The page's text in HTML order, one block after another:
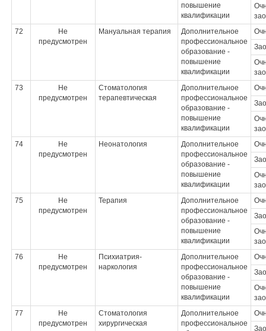
повышение
квалификации
72
Не
предусмотрен
Мануальная терапия
Дополнительное
профессиональное
образование -
повышение
квалификации
73
Не
предусмотрен
Стоматология
терапевтическая
Дополнительное
профессиональное
образование -
повышение
квалификации
74
Не
предусмотрен
Неонатология
Дополнительное
профессиональное
образование -
повышение
квалификации
75
Не
предусмотрен
Терапия
Дополнительное
профессиональное
образование -
повышение
квалификации
76
Не
предусмотрен
Психиатрия-
наркология
Дополнительное
профессиональное
образование -
повышение
квалификации
77
Не
предусмотрен
Стоматология
хирургическая
Дополнительное
профессиональное